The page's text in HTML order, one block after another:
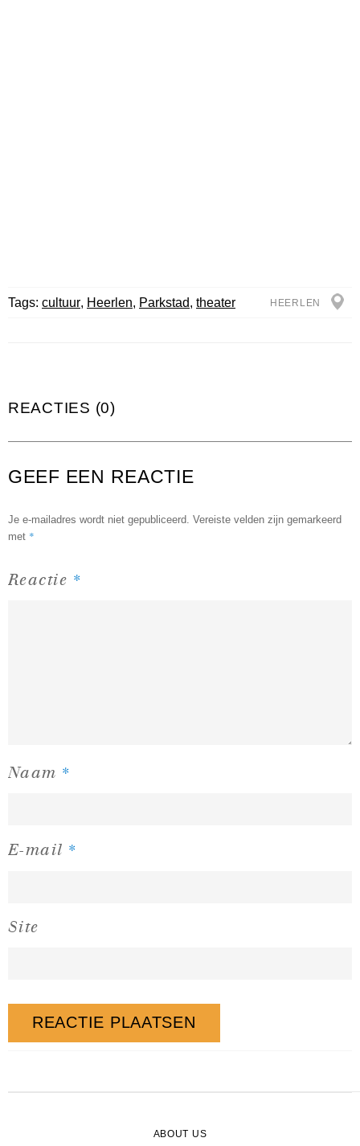
Tags: cultuur, Heerlen, Parkstad, theater HEERLEN
REACTIES (0)
GEEF EEN REACTIE
Je e-mailadres wordt niet gepubliceerd. Vereiste velden zijn gemarkeerd
met *
Reactie *
Naam *
E-mail *
Site
ABOUT US